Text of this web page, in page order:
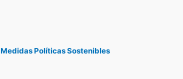
Medidas Políticas Sostenibles